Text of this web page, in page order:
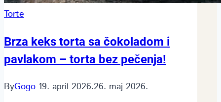
Torte
Brza keks torta sa čokoladom i
pavlakom – torta bez pečenja!
ByGogo 19. april 2026.26. maj 2026.